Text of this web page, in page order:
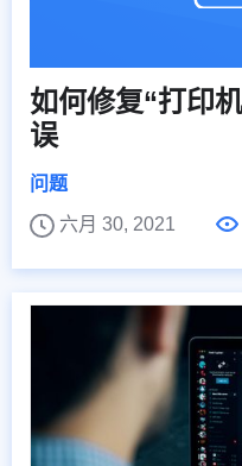
如何修复“打印
误
问题
六月 30, 2021